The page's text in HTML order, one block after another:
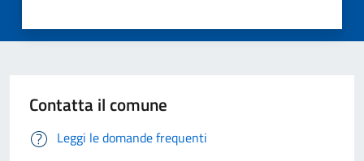
Contatta il comune
Leggi le domande frequenti